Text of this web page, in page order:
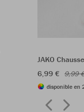
JAKO
6,99 € 9,99
disponible en